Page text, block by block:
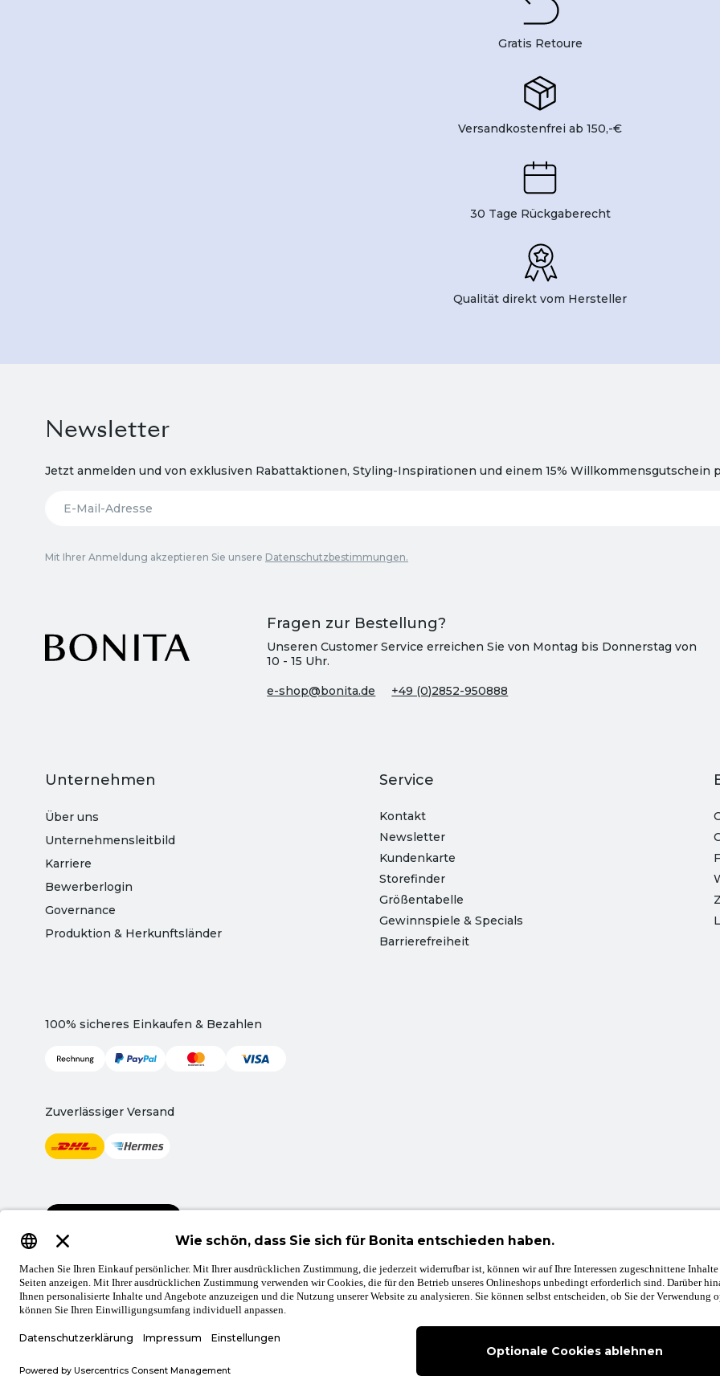
Gratis Retoure
Versandkostenfrei ab 150,-€
30 Tage Rückgaberecht
Qualität direkt vom Hersteller
Fragen zur Bestellung?
Unseren Customer Service erreichen Sie von Montag bis Donnerstag von
10 - 15 Uhr.
e-shop@bonita.de +49 (0)2852-950888
Newsletter
Jetzt anmelden und von exklusiven Rabattaktionen, Styling-Inspirationen und einem 15% Willkommensgutschein
Mit Ihrer Anmeldung akzeptieren Sie unsere Datenschutzbestimmungen.
Unternehmen
Über uns
Unternehmensleitbild
Karriere
Bewerberlogin
Governance
Produktion & Herkunftsländer
Service
Kontakt
Newsletter
Kundenkarte
Storefinder
Größentabelle
Gewinnspiele & Specials
Barrierefreiheit
100% sicheres Einkaufen & Bezahlen
Zuverlässiger Versand
AGB Datenschutz Privatsphäre